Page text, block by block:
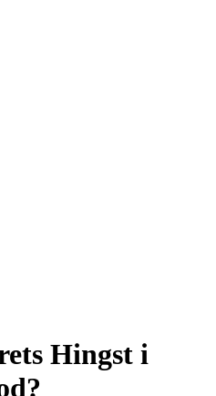
Hingst i